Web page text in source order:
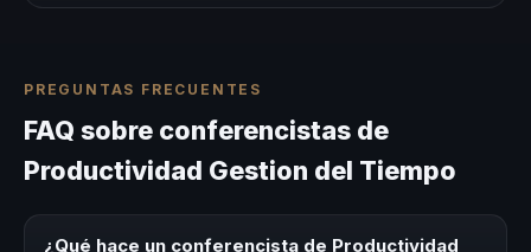
PREGUNTAS FRECUENTES
FAQ sobre conferencistas de
Productividad Gestion del Tiempo
¿Qué hace un conferencista de Productividad